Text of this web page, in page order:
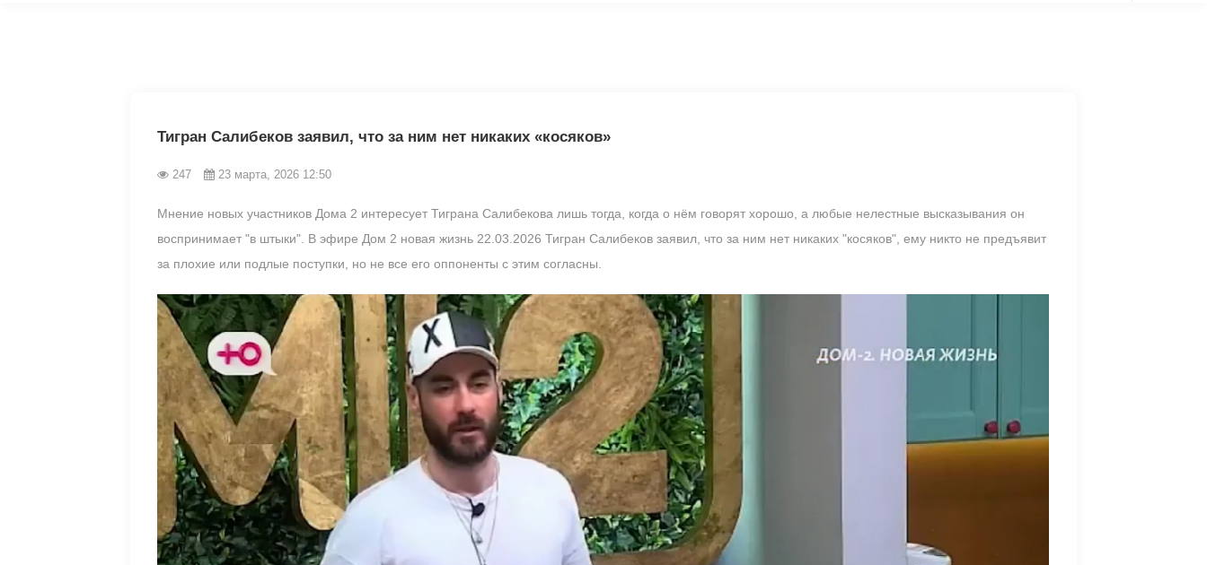
Тигран Салибеков заявил, что за ним нет никаких «косяков»
247 23 марта, 2026 12:50
Мнение новых участников Дома 2 интересует Тиграна Салибекова лишь тогда, когда о нём говорят хорошо, а любые нелестные высказывания он
воспринимает "в штыки". В эфире Дом 2 новая жизнь 22.03.2026 Тигран Салибеков заявил, что за ним нет никаких "косяков", ему никто не предъявит
за плохие или подлые поступки, но не все его оппоненты с этим согласны.